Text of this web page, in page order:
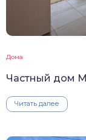
Дома
Частный дом
Читать далее